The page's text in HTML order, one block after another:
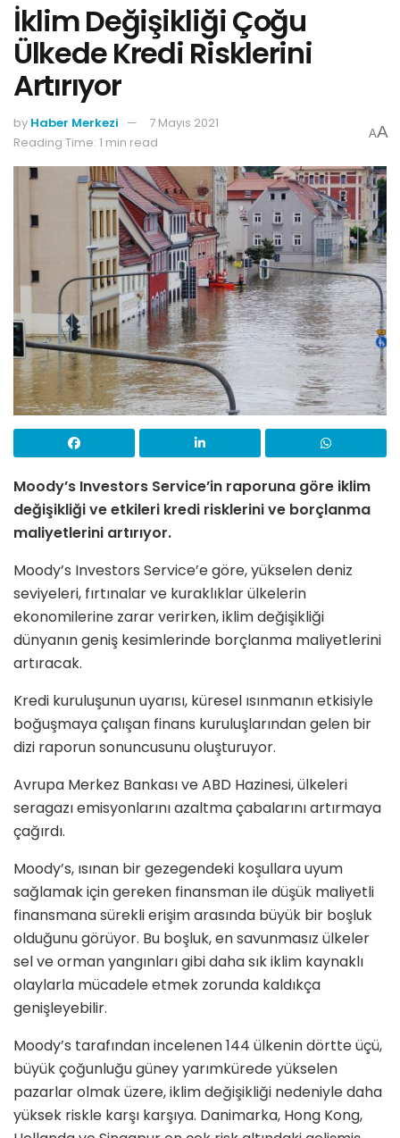
İklim Değişikliği Çoğu
Ülkede Kredi Risklerini
Artırıyor
by Haber Merkezi
7 Mayıs 2021
Reading Time: 1 min read
AA
Moody’s Investors Service’in raporuna göre iklim
değişikliği ve etkileri kredi risklerini ve borçlanma
maliyetlerini artırıyor.
Moody’s Investors Service’e göre, yükselen deniz
seviyeleri, fırtınalar ve kuraklıklar ülkelerin
ekonomilerine zarar verirken, iklim değişikliği
dünyanın geniş kesimlerinde borçlanma maliyetlerini
artıracak.
Kredi kuruluşunun uyarısı, küresel ısınmanın etkisiyle
boğuşmaya çalışan finans kuruluşlarından gelen bir
dizi raporun sonuncusunu oluşturuyor.
Avrupa Merkez Bankası ve ABD Hazinesi, ülkeleri
seragazı emisyonlarını azaltma çabalarını artırmaya
çağırdı.
Moody’s, ısınan bir gezegendeki koşullara uyum
sağlamak için gereken finansman ile düşük maliyetli
finansmana sürekli erişim arasında büyük bir boşluk
olduğunu görüyor. Bu boşluk, en savunmasız ülkeler
sel ve orman yangınları gibi daha sık iklim kaynaklı
olaylarla mücadele etmek zorunda kaldıkça
genişleyebilir.
Moody’s tarafından incelenen 144 ülkenin dörtte üçü,
büyük çoğunluğu güney yarımkürede yükselen
pazarlar olmak üzere, iklim değişikliği nedeniyle daha
yüksek riskle karşı karşıya. Danimarka, Hong Kong,